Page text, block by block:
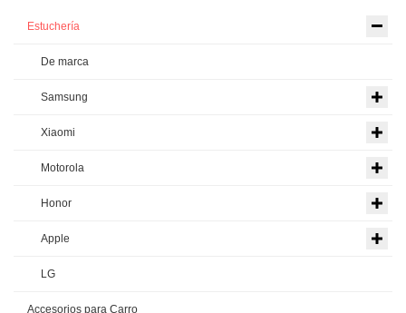
Estuchería
De marca
Samsung
Xiaomi
Motorola
Honor
Apple
LG
Accesorios para Carro